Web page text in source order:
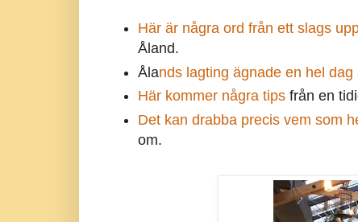
Här är några ord från ett slags
Åland.
Ålands lagting ägnade en hel
Här kommer några tipsfrån en
Det kan drabba precis vem som
om.